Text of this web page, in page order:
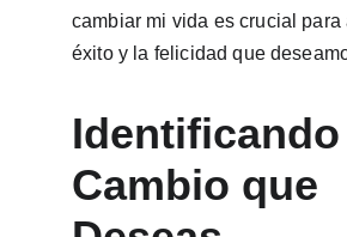
cambiar mi vida es crucial para
éxito y la felicidad que
Identificando
Cambio que